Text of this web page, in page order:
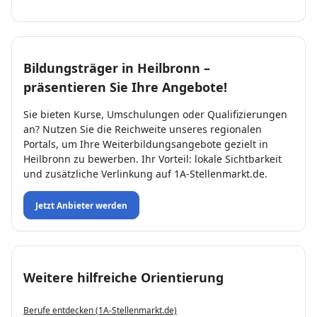
Bildungsträger in Heilbronn –
präsentieren Sie Ihre Angebote!
Sie bieten Kurse, Umschulungen oder Qualifizierungen
an? Nutzen Sie die Reichweite unseres regionalen
Portals, um Ihre Weiterbildungsangebote gezielt in
Heilbronn zu bewerben. Ihr Vorteil: lokale Sichtbarkeit
und zusätzliche Verlinkung auf 1A-Stellenmarkt.de.
Jetzt Anbieter werden
Weitere hilfreiche Orientierung
Berufe entdecken (1A-Stellenmarkt.de)